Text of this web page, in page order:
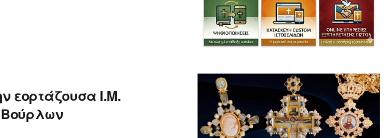
εορτάζουσα Ι.Μ.